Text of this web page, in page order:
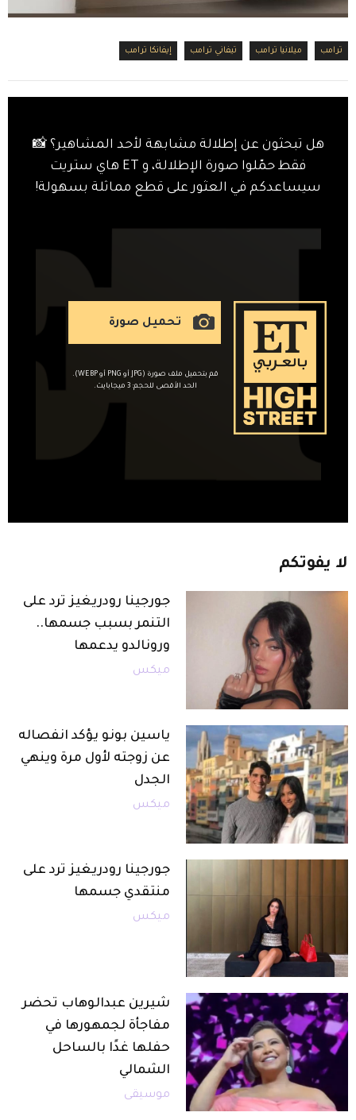
ترامب ميلانيا ترامب تيفاني ترامب إيفانكا ترامب
هل تبحثون عن إطلالة مشابهة لأحد المشاهير؟ 📸
فقط حمّلوا صورة الإطلالة، و ET هاي ستريت
سيساعدكم في العثور على قطع مماثلة بسهولة!
تحميل صورة
قم بتحميل ملف صورة (JPG أو PNG أو WEBP).
الحد الأقصى للحجم: 3 ميجابايت.
لا يفوتكم
جورجينا رودريغيز ترد على
التنمر بسبب جسمها..
ورونالدو يدعمها
ميكس
ياسين بونو يؤكد انفصاله
عن زوجته لأول مرة وينهي
الجدل
ميكس
جورجينا رودريغيز ترد على
منتقدي جسمها
ميكس
شيرين عبدالوهاب تحضر
مفاجأة لجمهورها في
حفلها غدًا بالساحل
الشمالي
موسيقى